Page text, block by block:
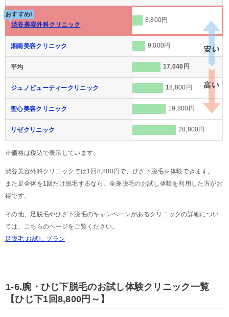
おすすめ!
渋谷美容外科クリニック
8,800円
湘南美容クリニック 9,000円
平均 17,040円
ジュノビューティークリニック 18,800円
聖心美容クリニック 19,800円
リゼクリニック 28,800円
※価格は税込で表示しています。
渋谷美容外科クリニックでは1回8,800円で、ひざ下脱毛を体験できます。
また足全体を1回だけ脱毛するなら、全身脱毛のお試し体験を利用した方がお
得です。
その他、足脱毛やひざ下脱毛のキャンペーンがあるクリニックの詳細につい
ては、こちらのページをご覧ください。
足脱毛 お試し プラン
1-6.腕・ひじ下脱毛のお試し体験クリニック一覧
【ひじ下1回8,800円～】